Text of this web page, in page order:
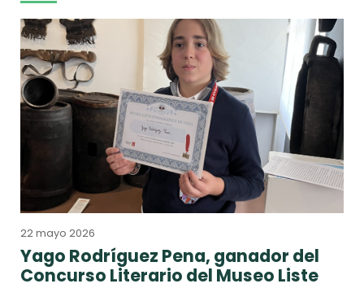
22 mayo 2026
Yago Rodríguez Pena, ganador del
Concurso Literario del Museo Liste